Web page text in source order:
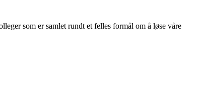
som er samlet rundt et felles formål om å løse våre